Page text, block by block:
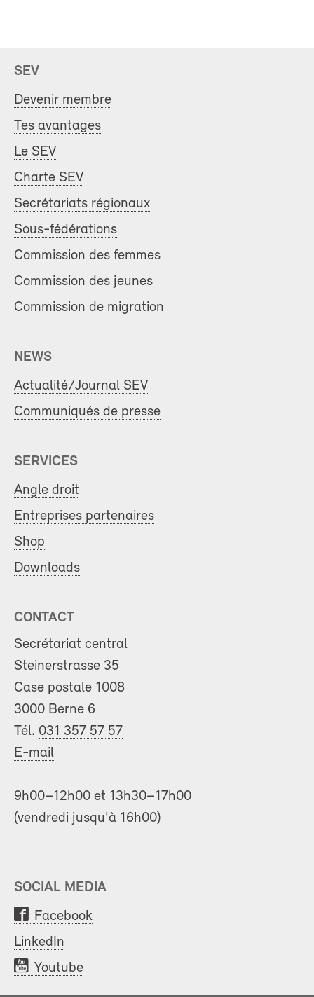
SEV
Devenir membre
Tes avantages
Le SEV
Charte SEV
Secrétariats régionaux
Sous-fédérations
Commission des femmes
Commission des jeunes
Commission de migration
NEWS
Actualité/Journal SEV
Communiqués de presse
SERVICES
Angle droit
Entreprises partenaires
Shop
Downloads
CONTACT
Secrétariat central
Steinerstrasse 35
Case postale 1008
3000 Berne 6
Tél. 031 357 57 57
E-mail
9h00–12h00 et 13h30–17h00
(vendredi jusqu'à 16h00)
SOCIAL MEDIA
Facebook
LinkedIn
Youtube